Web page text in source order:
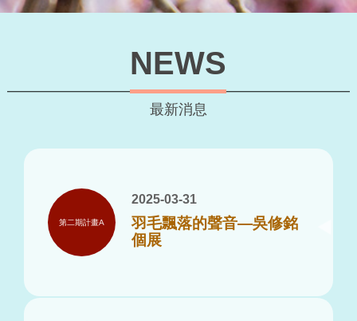
NEWS
最新消息
第二期計畫A
2025-03-31
羽毛飄落的聲音—吳修銘
個展